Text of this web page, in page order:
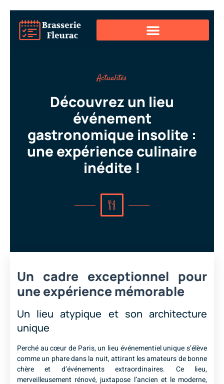
Actualités
Découvrez un lieu
événement
gastronomique insolite :
une expérience culinaire
inédite !
Un cadre exceptionnel pour
une expérience mémorable
Un lieu atypique et son architecture
unique
Perché au cœur de Paris, un lieu événementiel unique s’élève
comme un phare dans la nuit, attirant les amateurs de bonne
chère et d’événements extraordinaires. Ce lieu,
merveilleusement rénové, juxtapose l’ancien et le moderne,